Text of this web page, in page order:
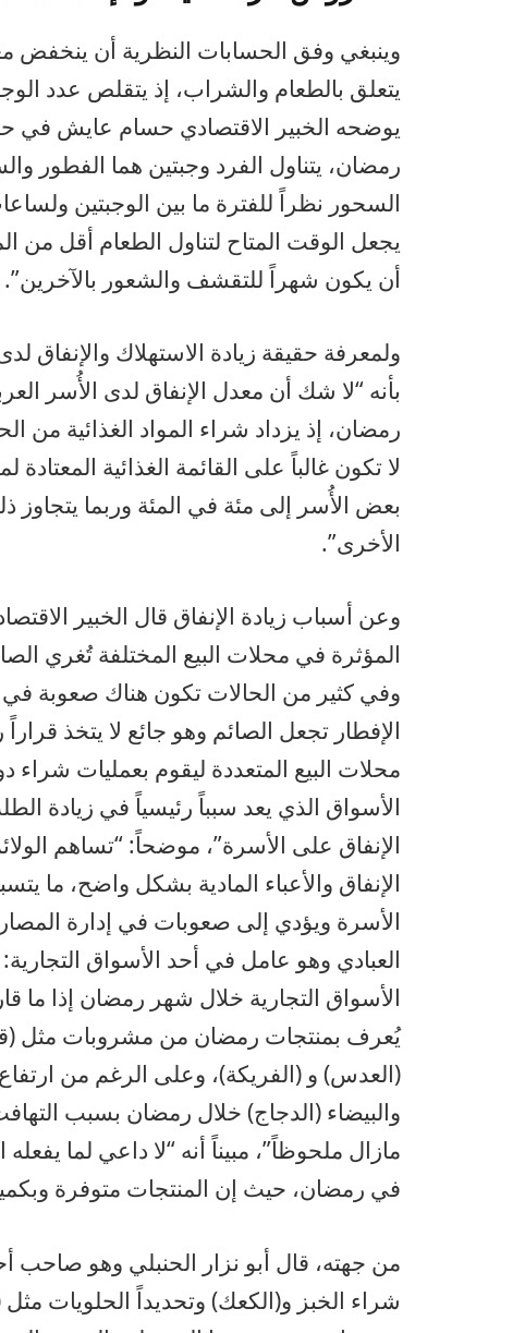
وينبغي وفق الحسابات النظرية أن ينخفض
يتعلق بالطعام والشراب، إذ يتقلص عدد
يوضحه الخبير الاقتصادي حسام عايش في
رمضان، يتناول الفرد وجبتين هما الفطور
السحور نظراً للفترة ما بين الوجبتين
يجعل الوقت المتاح لتناول الطعام أقل من
أن يكون شهراً للتقشف والشعور بالآخرين”.
ولمعرفة حقيقة زيادة الاستهلاك
بأنه “لا شك أن معدل الإنفاق لدى الأُسر
رمضان، إذ يزداد شراء المواد الغذائية من
لا تكون غالباً على القائمة الغذائية
بعض الأُسر إلى مئة في المئة وربما يتجاوز
الأخرى”.
وعن أسباب زيادة الإنفاق قال الخبير
المؤثرة في محلات البيع المختلفة تُغري
وفي كثير من الحالات تكون هناك صعوبة في
الإفطار تجعل الصائم وهو جائع لا يتخذ
محلات البيع المتعددة ليقوم بعمليات شراء
الأسواق الذي يعد سبباً رئيسياً في زيادة
الإنفاق على الأسرة”، موضحاً: “تساهم
الإنفاق والأعباء المادية بشكل واضح، ما
الأسرة ويؤدي إلى صعوبات في إدارة
العبادي وهو عامل في أحد الأسواق
الأسواق التجارية خلال شهر رمضان إذا ما
يُعرف بمنتجات رمضان من مشروبات مثل
(العدس) و (الفريكة)، وعلى الرغم من
والبيضاء (الدجاج) خلال رمضان بسبب
مازال ملحوظاً”، مبيناً أنه “لا داعي لما
في رمضان، حيث إن المنتجات متوفرة
من جهته، قال أبو نزار الحنبلي وهو صاحب
شراء الخبز و(الكعك) وتحديداً الحلويات